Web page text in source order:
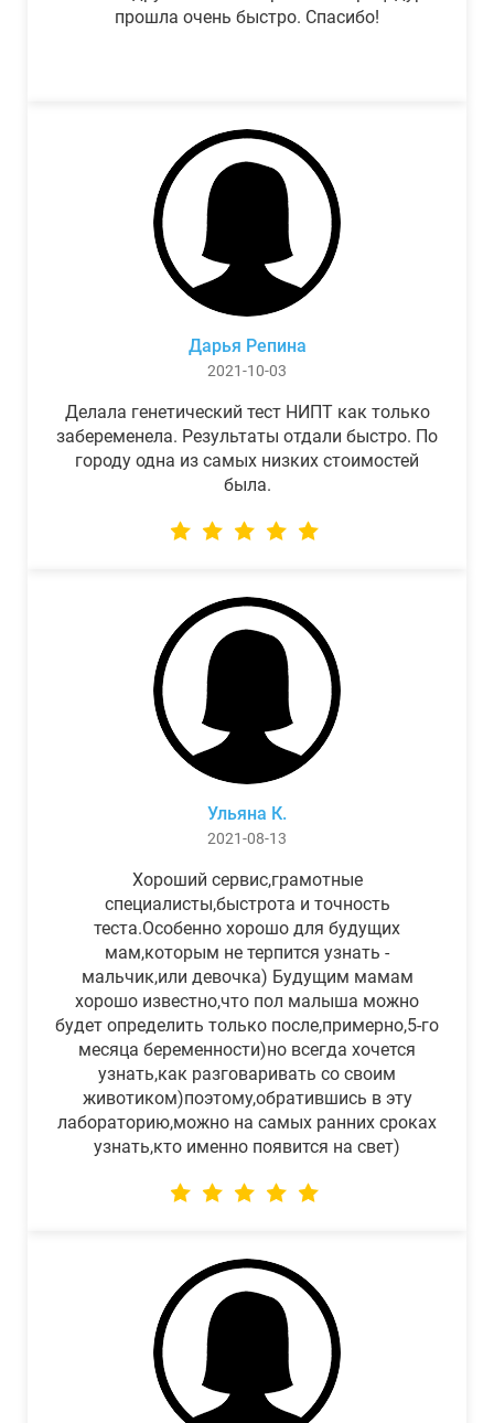
прошла очень быстро. Спасибо!
Дарья Репина
2021-10-03
Делала генетический тест НИПТ как только
забеременела. Результаты отдали быстро. По
городу одна из самых низких стоимостей
была.
Ульяна К.
2021-08-13
Хороший сервис,грамотные
специалисты,быстрота и точность
теста.Особенно хорошо для будущих
мам,которым не терпится узнать -
мальчик,или девочка) Будущим мамам
хорошо известно,что пол малыша можно
будет определить только после,примерно,5-го
месяца беременности)но всегда хочется
узнать,как разговаривать со своим
животиком)поэтому,обратившись в эту
лабораторию,можно на самых ранних сроках
узнать,кто именно появится на свет)